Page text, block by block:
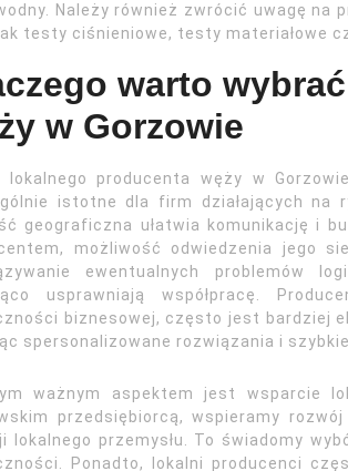
Należy również zwrócić uwagę
testy ciśnieniowe, testy materiałowe
warto
w Gorzowie
lokalnego producenta węży w
istotne dla firm działających na
geograficzna ułatwia komunikację i
możliwość odwiedzenia jego
ewentualnych problemów
usprawniają współpracę.
biznesowej, często jest bardziej
spersonalizowane rozwiązania i
ważnym aspektem jest wsparcie
przedsiębiorcą, wspieramy
lokalnego przemysłu. To świadomy
Ponadto, lokalni producenci